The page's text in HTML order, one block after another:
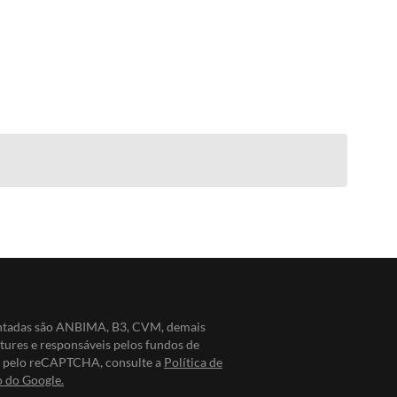
são ANBIMA, B3, CVM, demais
e responsáveis pelos fundos de
reCAPTCHA, consulte a Política de
do Google.